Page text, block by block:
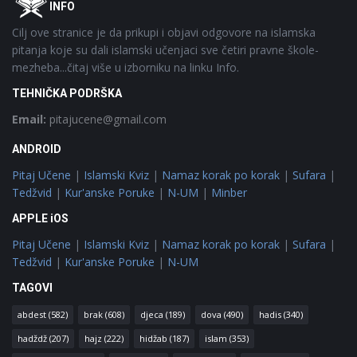
INFO
Cilj ove stranice je da prikupi i objavi odgovore na islamska
pitanja koje su dali islamski učenjaci sve četiri pravne škole-
mezheba...čitaj više u izborniku na linku Info.
TEHNIČKA PODRŠKA
Email: pitajucene@gmail.com
ANDROID
Pitaj Učene | Islamski Kviz | Namaz korak po korak | Sufara |
Tedžvid | Kur'anske Poruke | N-UM | Minber
APPLE iOS
Pitaj Učene | Islamski Kviz | Namaz korak po korak | Sufara |
Tedžvid | Kur'anske Poruke | N-UM
TAGOVI
abdest (582) brak (608) djeca (189) dova (490) hadis (340)
hadždž (207) hajz (222) hidžab (187) islam (353)